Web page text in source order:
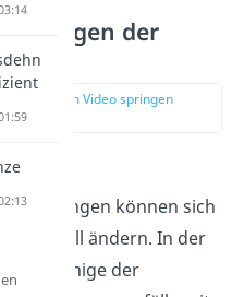
der
zur Stelle im Video springen
(01:20)
können sich
ändern. In der
du einige der